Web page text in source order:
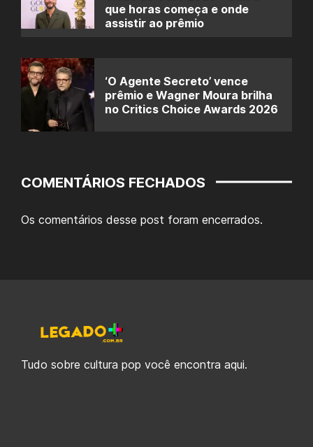
que horas começa e onde
assistir ao prêmio
‘O Agente Secreto’ vence
prêmio e Wagner Moura brilha
no Critics Choice Awards 2026
COMENTÁRIOS FECHADOS
Os comentários desse post foram encerrados.
Tudo sobre cultura pop você encontra aqui.